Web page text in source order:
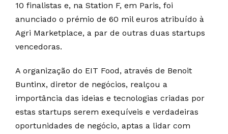
10 finalistas e, na Station F, em Paris, foi
anunciado o prémio de 60 mil euros atribuído à
Agri Marketplace, a par de outras duas startups
vencedoras.
A organização do EIT Food, através de Benoit
Buntinx, diretor de negócios, realçou a
importância das ideias e tecnologias criadas por
estas startups serem exequíveis e verdadeiras
oportunidades de negócio, aptas a lidar com